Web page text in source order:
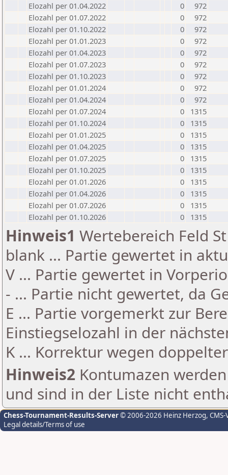
Elozahl per 01.04.2022
0
972
Elozahl per 01.07.2022
0
972
Elozahl per 01.10.2022
0
972
Elozahl per 01.01.2023
0
972
Elozahl per 01.04.2023
0
972
Elozahl per 01.07.2023
0
972
Elozahl per 01.10.2023
0
972
Elozahl per 01.01.2024
0
972
Elozahl per 01.04.2024
0
972
Elozahl per 01.07.2024
0
1315
Elozahl per 01.10.2024
0
1315
Elozahl per 01.01.2025
0
1315
Elozahl per 01.04.2025
0
1315
Elozahl per 01.07.2025
0
1315
Elozahl per 01.10.2025
0
1315
Elozahl per 01.01.2026
0
1315
Elozahl per 01.04.2026
0
1315
Elozahl per 01.07.2026
0
1315
Elozahl per 01.10.2026
0 1315
Hinweis1 Wertebereich Feld
blank ... Partie gewertet in
V ... Partie gewertet in
- ... Partie nicht gewertet, da
E ... Partie vorgemerkt zur
Einstiegselozahl in der
K ... Korrektur wegen
Hinweis2 Kontumazen
und sind in der Liste nicht
Chess-Tournament-Results-Server© 2006-2026 Heinz Herzog,
Legal details/Terms of use